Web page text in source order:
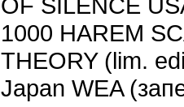
1000 HAREM
THEORY (lim.
Japan WEA